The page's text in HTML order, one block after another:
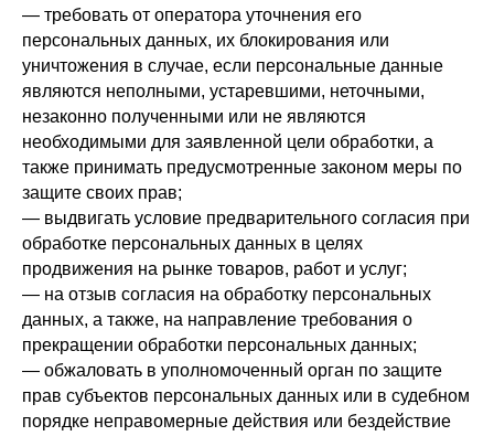
— требовать от оператора уточнения его
персональных данных, их блокирования или
уничтожения в случае, если персональные данные
являются неполными, устаревшими, неточными,
незаконно полученными или не являются
необходимыми для заявленной цели обработки, а
также принимать предусмотренные законом меры по
защите своих прав;
— выдвигать условие предварительного согласия при
обработке персональных данных в целях
продвижения на рынке товаров, работ и услуг;
— на отзыв согласия на обработку персональных
данных, а также, на направление требования о
прекращении обработки персональных данных;
— обжаловать в уполномоченный орган по защите
прав субъектов персональных данных или в судебном
порядке неправомерные действия или бездействие